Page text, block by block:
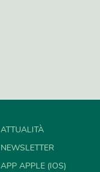
ATTUALITÀ
NEWSLETTER
APP APPLE (IOS)